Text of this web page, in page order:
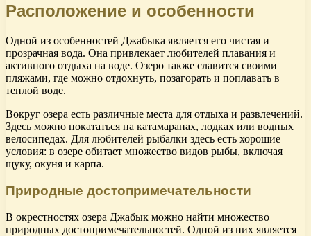
Расположение и особенности
Одной из особенностей Джабыка является его чистая и
прозрачная вода. Она привлекает любителей плавания и
активного отдыха на воде. Озеро также славится своими
пляжами, где можно отдохнуть, позагорать и поплавать в
теплой воде.
Вокруг озера есть различные места для отдыха и развлечений.
Здесь можно покататься на катамаранах, лодках или водных
велосипедах. Для любителей рыбалки здесь есть хорошие
условия: в озере обитает множество видов рыбы, включая
щуку, окуня и карпа.
Природные достопримечательности
В окрестностях озера Джабык можно найти множество
природных достопримечательностей. Одной из них является